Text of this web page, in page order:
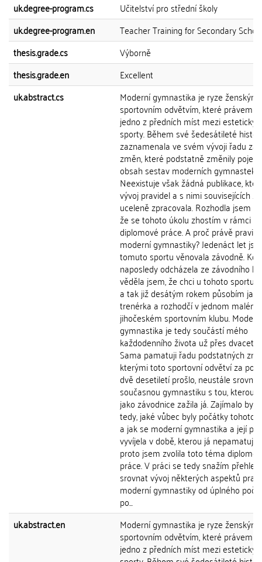
uk.degree-program.cs
Učitelství pro střední školy
uk.degree-program.en
Teacher Training for Secondary
thesis.grade.cs
Výborně
thesis.grade.en
Excellent
uk.abstract.cs
Moderní gymnastika je ryze ženským
sportovním odvětvím, které právem
jedno z předních míst mezi
sporty. Během své šedesátileté
zaznamenala ve svém vývoji řadu
změn, které podstatně změnily pojetí
obsah sestav moderních gymnastek.
Neexistuje však žádná publikace,
vývoj pravidel a s nimi souvisejících
uceleně zpracovala. Rozhodla jsem
že se tohoto úkolu zhostím v rámci
diplomové práce. A proč právě
moderní gymnastiky? Jedenáct let
tomuto sportu věnovala závodně.
naposledy odcházela ze závodního
věděla jsem, že chci u tohoto sportu
a tak již desátým rokem působím jako
trenérka a rozhodčí v jednom malém
jihočeském sportovním klubu. Moderní
gymnastika je tedy součástí mého
každodenního života už přes dvacet
Sama pamatuji řadu podstatných
kterými toto sportovní odvětví za
dvě desetiletí prošlo, neustále
současnou gymnastiku s tou, kterou
jako závodnice zažila já. Zajímalo by
tedy, jaké vůbec byly počátky tohoto
a jak se moderní gymnastika a její
vyvíjela v době, kterou já nepamatuji.
proto jsem zvolila toto téma
práce. V práci se tedy snažím
srovnat vývoj některých aspektů
moderní gymnastiky od úplného
po...
uk.abstract.en
Moderní gymnastika je ryze ženským
sportovním odvětvím, které právem
jedno z předních míst mezi